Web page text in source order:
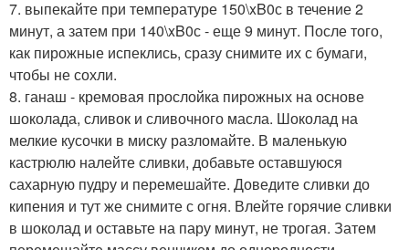
7. выпекайте при температуре 150\xB0с в течение 2
минут, а затем при 140\xB0с - еще 9 минут. После того,
как пирожные испеклись, сразу снимите их с бумаги,
чтобы не сохли.
8. ганаш - кремовая прослойка пирожных на основе
шоколада, сливок и сливочного масла. Шоколад на
мелкие кусочки в миску разломайте. В маленькую
кастрюлю налейте сливки, добавьте оставшуюся
сахарную пудру и перемешайте. Доведите сливки до
кипения и тут же снимите с огня. Влейте горячие сливки
в шоколад и оставьте на пару минут, не трогая. Затем